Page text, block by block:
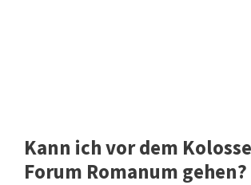
Kann ich vor dem
Forum Romanum gehen?